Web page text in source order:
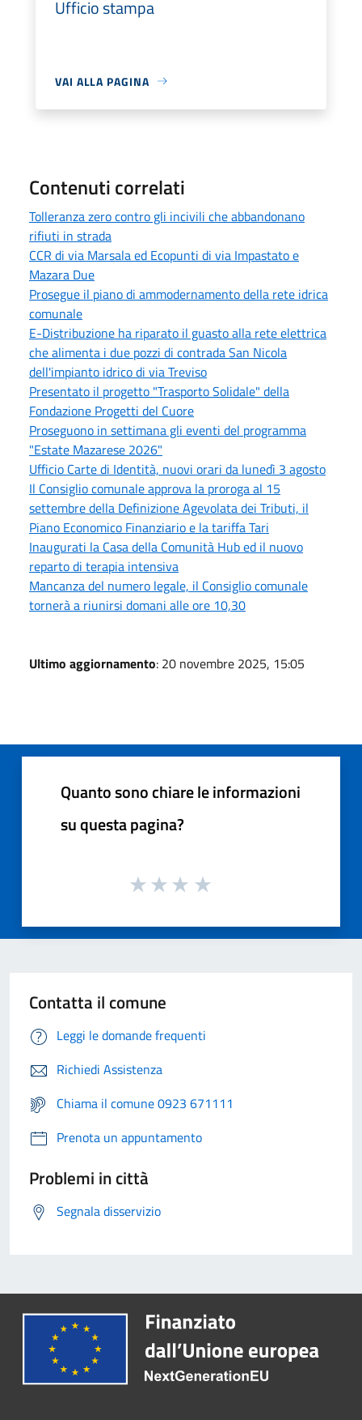
Ufficio stampa
VAI ALLA PAGINA
Contenuti correlati
Tolleranza zero contro gli incivili che abbandonano
rifiuti in strada
CCR di via Marsala ed Ecopunti di via Impastato e
Mazara Due
Prosegue il piano di ammodernamento della rete idrica
comunale
E-Distribuzione ha riparato il guasto alla rete elettrica
che alimenta i due pozzi di contrada San Nicola
dell'impianto idrico di via Treviso
Presentato il progetto "Trasporto Solidale" della
Fondazione Progetti del Cuore
Proseguono in settimana gli eventi del programma
"Estate Mazarese 2026"
Ufficio Carte di Identità, nuovi orari da lunedì 3 agosto
Il Consiglio comunale approva la proroga al 15
settembre della Definizione Agevolata dei Tributi, il
Piano Economico Finanziario e la tariffa Tari
Inaugurati la Casa della Comunità Hub ed il nuovo
reparto di terapia intensiva
Mancanza del numero legale, il Consiglio comunale
tornerà a riunirsi domani alle ore 10,30
Ultimo aggiornamento: 20 novembre 2025, 15:05
Quanto sono chiare le informazioni
su questa pagina?
Contatta il comune
Leggi le domande frequenti
Richiedi Assistenza
Chiama il comune 0923 671111
Prenota un appuntamento
Problemi in città
Segnala disservizio